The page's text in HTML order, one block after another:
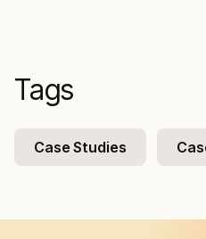
Tags
Case Studies